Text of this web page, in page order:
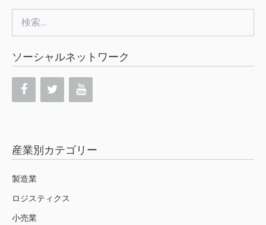
索:
ソーシャルネットワーク
産業別カテゴリー
製造業
ロジスティクス
小売業